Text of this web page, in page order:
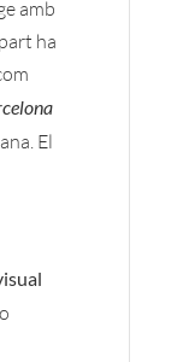
amb
ha
El